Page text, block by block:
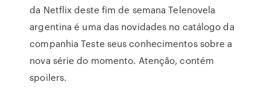
da Netflix deste fim de semana Telenovela
argentina é uma das novidades no catálogo da
companhia Teste seus conhecimentos sobre a
nova série do momento. Atenção, contém
spoilers.